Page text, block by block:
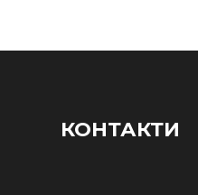
КОНТАКТИ